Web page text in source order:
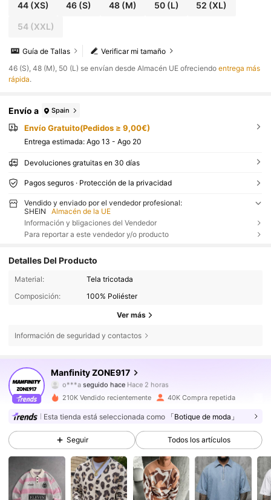
44(XS) 46 (S) 48(M) 50(L) 52 (XL)
54(XXL)
Verificar mi tamaño
Guía de Tallas
​46 (S), 48 (M), 50 (L) se envían desde Almacén UE ofreciendoentrega más
rápida.
Envío a Spain
Envío Gratuito(Pedidos ≥ 9,00€)
Entrega estimada: Ago 13 - Ago 20
Devoluciones gratuitas en 30 días
Pagos seguros · Protección de la privacidad
Vendido y enviado por el vendedor profesional:
SHEIN
Almacén de la UE
Información y bligaciones del Vendedor
Para reportar a este vendedor y/o producto
Detalles Del Producto
Material:
Tela tricotada
Composición:
100% Poliéster
Ver más
Información de seguridad y contactos
Manfinity ZONE917
o***aseguido haceHace 2 horas
m***4está navegando
4,74
81K Seguidores
4,74 81K Seguidores
4,74 81K Seguidores
210K Vendido recientemente 40K Compra repetida
Esta tienda está seleccionada como 「Botique de moda」
Seguir Todos los artículos